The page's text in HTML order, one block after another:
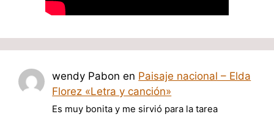
wendy Pabon en Paisaje nacional – Elda
Florez «Letra y canción»
Es muy bonita y me sirvió para la tarea